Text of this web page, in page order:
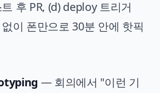
후 PR, (d) deploy 트리거
이 폰만으로 30분 안에 핫픽
— 회의에서 "이런 기